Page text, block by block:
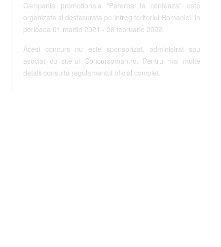
Campania promotionala "Parerea ta conteaza" este
organizata si desfasurata pe intreg teritoriul Romaniei, in
perioada 01 martie 2021 - 28 februarie 2022.
Acest concurs nu este sponsorizat, administrat sau
asociat cu site-ul Concursoman.ro. Pentru mai multe
detalii consulta regulamentul oficial complet.